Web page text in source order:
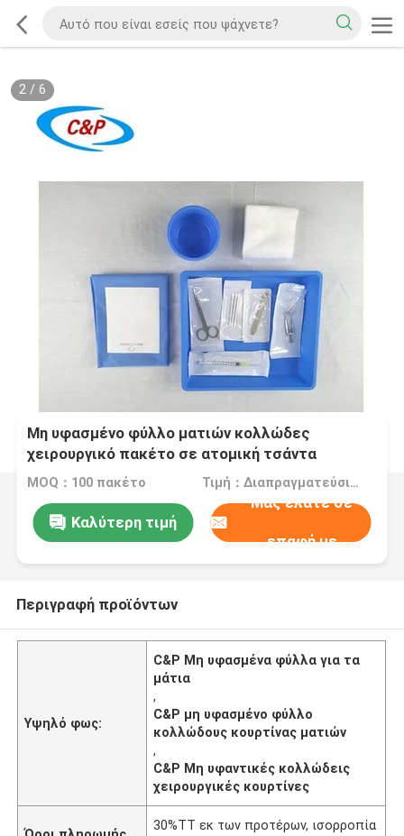
2/ 6
Μη υφασμένο φύλλο ματιών κολλώδες
χειρουργικό πακέτο σε ατομική τσάντα
MOQ：100 πακέτο Τιμή：Διαπραγματεύσιμα
Καλύτερη τιμή
Μας ελάτε σε
επαφή με
Περιγραφή προϊόντων
Υψηλό φως:
C&P Μη υφασμένα φύλλα για τα
μάτια
,
C&P μη υφασμένο φύλλο
κολλώδους κουρτίνας ματιών
,
C&P Μη υφαντικές κολλώδεις
χειρουργικές κουρτίνες
30%TT εκ των προτέρων, ισορροπία